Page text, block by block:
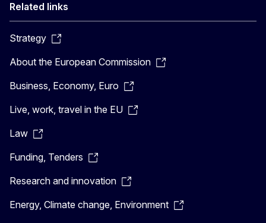
Related links
Strategy
About the European Commission
Business, Economy, Euro
Live, work, travel in the EU
Law
Funding, Tenders
Research and innovation
Energy, Climate change, Environment